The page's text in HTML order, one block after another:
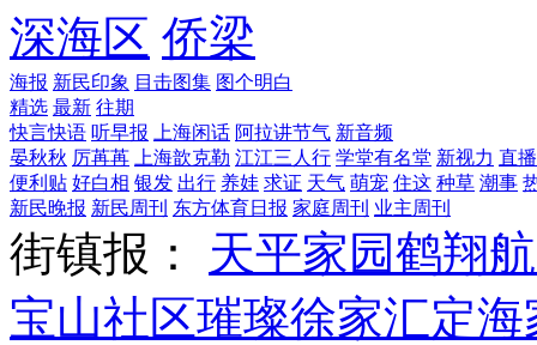
深海区 侨梁
海报 新民印象 目击图集 图个明白
精选 最新 往期
快言快语 听早报 上海闲话 阿拉讲节气 新音频
晏秋秋 厉苒苒 上海歆克勒 江江三人行 学堂有名堂 新视力 直播
便利贴 好白相 银发 出行 养娃 求证 天气 萌宠 住这 种草 潮事
新民晚报 新民周刊 东方体育日报 家庭周刊 业主周刊
街镇报： 天平家园鹤翔
宝山社区璀璨徐家汇定